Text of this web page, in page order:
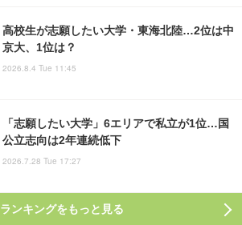
高校生が志願したい大学・東海北陸…2位は中
京大、1位は？
2026.8.4 Tue 11:45
「志願したい大学」6エリアで私立が1位…国
公立志向は2年連続低下
2026.7.28 Tue 17:27
ランキングをもっと見る